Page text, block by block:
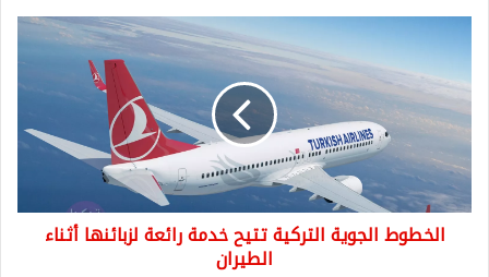
الخطوط
الجوية
التركية
تتيح
خدمة
رائعة
لزبائنها
أثناء
الطيران
الخطوط الجوية التركية تتيح خدمة رائعة لزبائنها أثناء
الطيران